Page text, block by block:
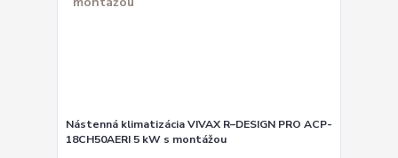
Nástenná klimatizácia VIVAX R–DESIGN PRO ACP-
18CH50AERI 5 kW s montážou